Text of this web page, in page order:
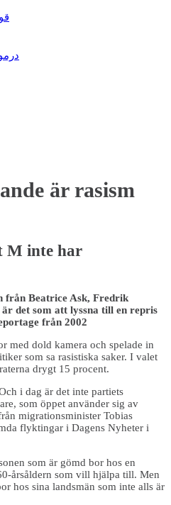
är rasism
M inte har
från Beatrice Ask, Fredrik
det som att lyssna till en repris
från 2002
med dold kamera och spelade in
som sa rasistiska saker. I valet
drygt 15 procent.
i dag är det inte partiets
som öppet använder sig av
migrationsminister Tobias
flyktingar i Dagens Nyheter i
som är gömd bor hos en
årsåldern som vill hjälpa till. Men
hos sina landsmän som inte alls är